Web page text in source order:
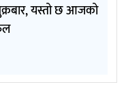
यस्तो छ आजको